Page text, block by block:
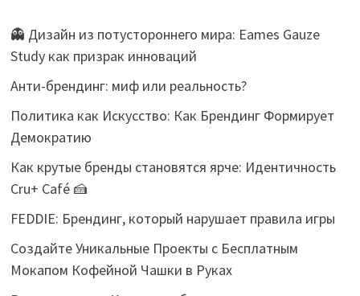
👻 Дизайн из потустороннего мира: Eames Gauze
Study как призрак инноваций
Анти-брендинг: миф или реальность?
Политика как Искусство: Как Брендинг Формирует
Демократию
Как крутые бренды становятся ярче: Идентичность
Cru+ Café 🍰
FEDDIE: Брендинг, который нарушает правила игры
Создайте Уникальные Проекты с Бесплатным
Мокапом Кофейной Чашки в Руках